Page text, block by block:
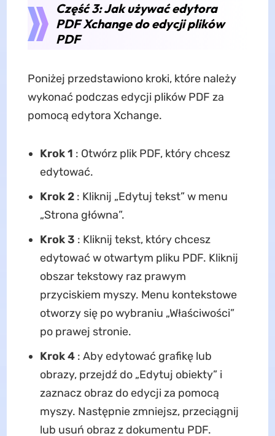
Część 3: Jak używać edytora
PDF Xchange do edycji plików
PDF
Poniżej przedstawiono kroki, które należy
wykonać podczas edycji plików PDF za
pomocą edytora Xchange.
Krok 1 : Otwórz plik PDF, który chcesz
edytować.
Krok 2: Kliknij „Edytuj tekst” w menu
„Strona główna”.
Krok 3 : Kliknij tekst, który chcesz
edytować w otwartym pliku PDF. Kliknij
obszar tekstowy raz prawym
przyciskiem myszy. Menu kontekstowe
otworzy się po wybraniu „Właściwości”
po prawej stronie.
Krok 4: Aby edytować grafikę lub
obrazy, przejdź do „Edytuj obiekty” i
zaznacz obraz do edycji za pomocą
myszy. Następnie zmniejsz, przeciągnij
lub usuń obraz z dokumentu PDF.